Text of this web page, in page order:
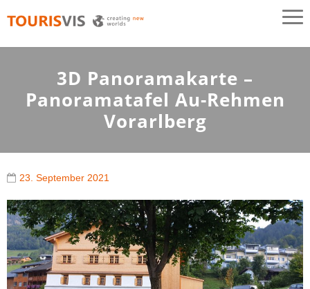
TOURISVIS
3D Panoramakarten aus Österreich
3D Panoramakarte –
Panoramatafel Au-Rehmen
Vorarlberg
23. September 2021